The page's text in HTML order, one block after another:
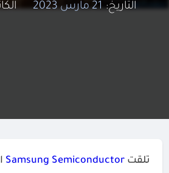
التاريخ: 21 مارس 2023
تلقت Samsung Semiconductor